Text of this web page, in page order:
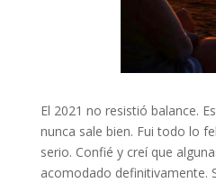
El 2021 no resistió balance.
nunca sale bien. Fui todo lo
serio. Confié y creí que
acomodado definitivamente.